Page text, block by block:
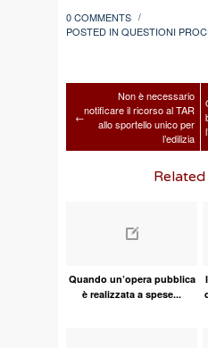
0 COMMENTS /
POSTED IN QUESTIONI
←
Non è necessario
notificare il ricorso al TAR
allo sportello unico per
l’edilizia
Quando un’opera pubblica
è realizzata a spese...